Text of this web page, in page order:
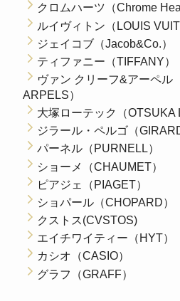
クロムハーツ（Chrome
ルイヴィトン（LOUIS
ジェイコブ（Jacob&Co.）
ティファニー（TIFFANY）
ヴァン クリーフ&アーペル
ARPELS）
大塚ローテック（OTSUKA
ジラール・ペルゴ（
パーネル（PURNELL）
ショーメ（CHAUMET）
ピアジェ（PIAGET）
ショパール（CHOPARD）
クストス(CVSTOS)
エイチワイティー（HYT）
カシオ（CASIO）
グラフ（GRAFF）